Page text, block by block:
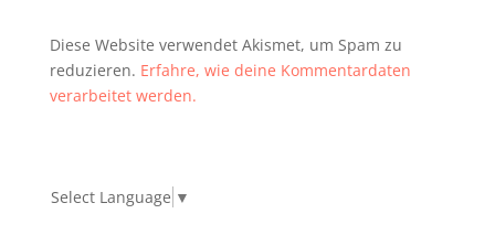
Diese Website verwendet Akismet, um Spam zu
reduzieren. Erfahre, wie deine Kommentardaten
verarbeitet werden.
Select Language ▼